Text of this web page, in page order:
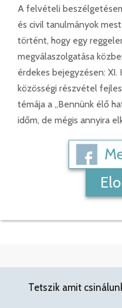
A felvételi
és civil tanulmányok
történt, hogy egy
megválaszolgatása
érdekes bejegyzésen:
közösségi részvétel
témája a „Bennünk élő
időm, de mégis annyira
Tetszik amit